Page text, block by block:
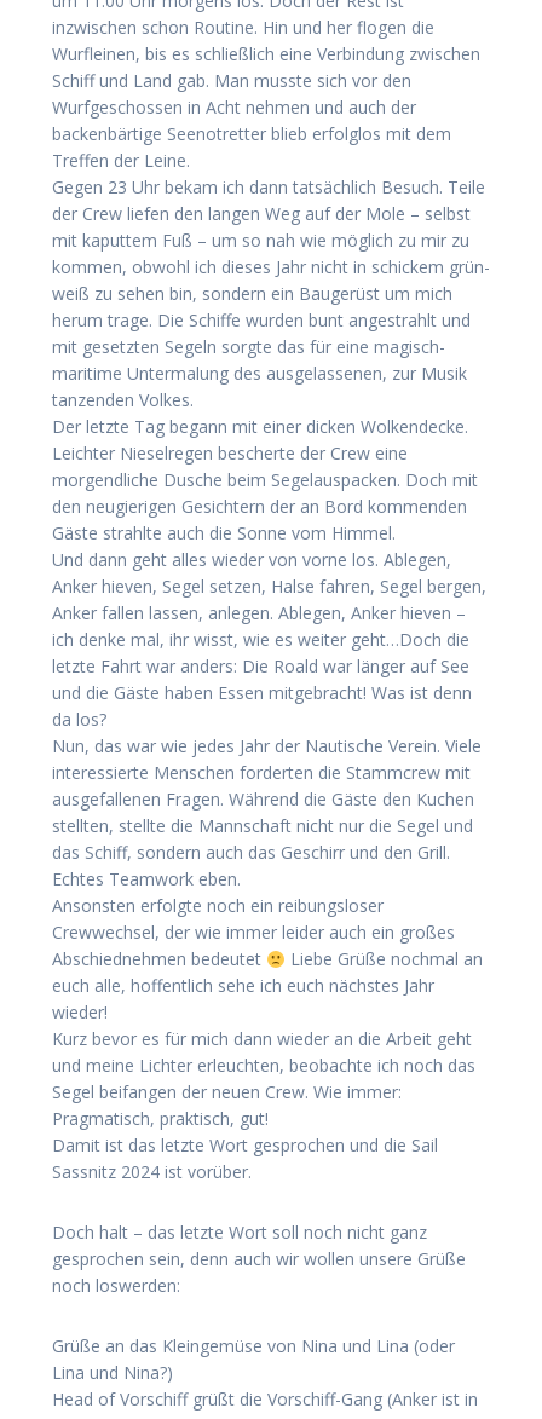
inzwischen schon Routine. Hin und her flogen die
Wurfleinen, bis es schließlich eine Verbindung zwischen
Schiff und Land gab. Man musste sich vor den
Wurfgeschossen in Acht nehmen und auch der
backenbärtige Seenotretter blieb erfolglos mit dem
Treffen der Leine.
Gegen 23 Uhr bekam ich dann tatsächlich Besuch. Teile
der Crew liefen den langen Weg auf der Mole – selbst
mit kaputtem Fuß – um so nah wie möglich zu mir zu
kommen, obwohl ich dieses Jahr nicht in schickem grün-
weiß zu sehen bin, sondern ein Baugerüst um mich
herum trage. Die Schiffe wurden bunt angestrahlt und
mit gesetzten Segeln sorgte das für eine magisch-
maritime Untermalung des ausgelassenen, zur Musik
tanzenden Volkes.
Der letzte Tag begann mit einer dicken Wolkendecke.
Leichter Nieselregen bescherte der Crew eine
morgendliche Dusche beim Segelauspacken. Doch mit
den neugierigen Gesichtern der an Bord kommenden
Gäste strahlte auch die Sonne vom Himmel.
Und dann geht alles wieder von vorne los. Ablegen,
Anker hieven, Segel setzen, Halse fahren, Segel bergen,
Anker fallen lassen, anlegen. Ablegen, Anker hieven –
ich denke mal, ihr wisst, wie es weiter geht…Doch die
letzte Fahrt war anders: Die Roald war länger auf See
und die Gäste haben Essen mitgebracht! Was ist denn
da los?
Nun, das war wie jedes Jahr der Nautische Verein. Viele
interessierte Menschen forderten die Stammcrew mit
ausgefallenen Fragen. Während die Gäste den Kuchen
stellten, stellte die Mannschaft nicht nur die Segel und
das Schiff, sondern auch das Geschirr und den Grill.
Echtes Teamwork eben.
Ansonsten erfolgte noch ein reibungsloser
Crewwechsel, der wie immer leider auch ein großes
Abschiednehmen bedeutet
Liebe Grüße nochmal an
euch alle, hoffentlich sehe ich euch nächstes Jahr
wieder!
Kurz bevor es für mich dann wieder an die Arbeit geht
und meine Lichter erleuchten, beobachte ich noch das
Segel beifangen der neuen Crew. Wie immer:
Pragmatisch, praktisch, gut!
Damit ist das letzte Wort gesprochen und die Sail
Sassnitz 2024 ist vorüber.
Doch halt – das letzte Wort soll noch nicht ganz
gesprochen sein, denn auch wir wollen unsere Grüße
noch loswerden:
Grüße an das Kleingemüse von Nina und Lina (oder
Lina und Nina?)
Head of Vorschiff grüßt die Vorschiff-Gang (Anker ist in